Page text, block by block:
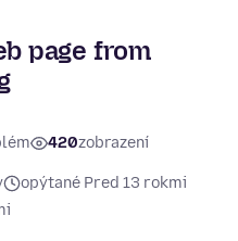
page from
420zobrazení
opýtané Pred 13 rokmi